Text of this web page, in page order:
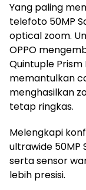
Yang paling
telefoto 50MP
optical zoom.
OPPO
Quintuple
memantulkan
menghasilkan
tetap ringkas.
Melengkapi
ultrawide 50MP
serta sensor
lebih presisi.